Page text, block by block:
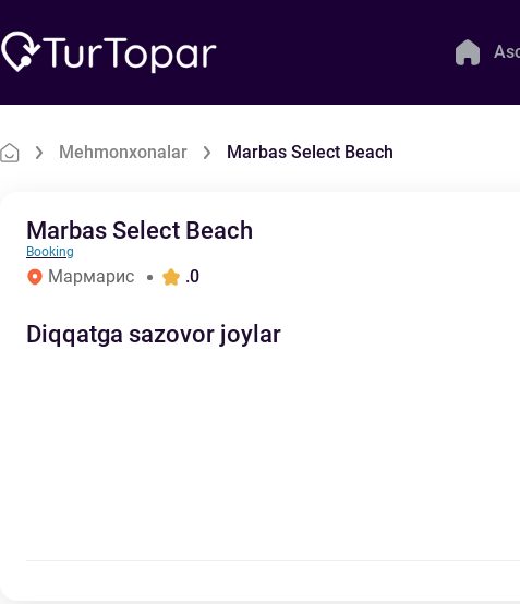
Mehmonxonalar Marbas Select Beach
Marbas Select Beach
Booking
Мармарис .0
Diqqatga sazovor joylar